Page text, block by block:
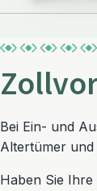
Bei Ein- und
Altertümer
Haben Sie